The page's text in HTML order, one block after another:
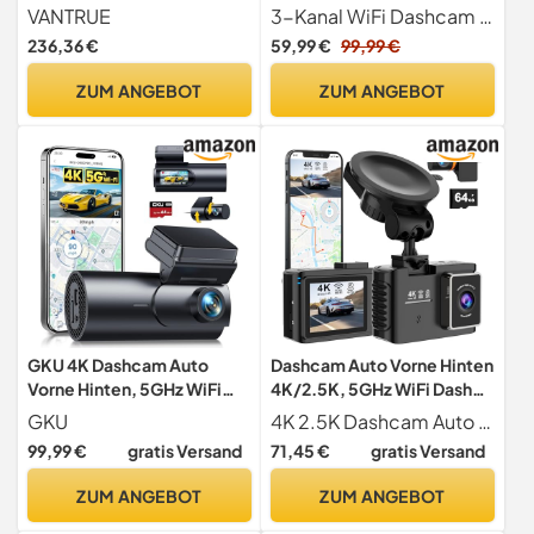
WDR Nachtsicht mit
Fernbedienung
VANTRUE
236,36 €
ZUM ANGEBOT
WiFi Dash Cam mit
Parküberwachung, 64GB
SD Karte, 3-Kanal Auto
170° Weitwinkel, WDR, G-
APP Steuerung
3-Kanal WiFi Dashcam Dieser Autorekorder ist mit Ultra HD 4K + 1080P 3-Kanal Kameras ausgestattet, um die Vorderseite, die Rückseite und den Innenraum Ihres Autos zu überwachen, bietet dieser Autorekorder eine Rundum-Überwachung und gewährleistet HD-Abdeckung aus jedem Winkel. Die dashcam erfasst jedes Detail der Straße in hoher Auflösung, wie Verkehrsschilder, Nummernschilder, Hinweisschilder usw. Sie zeichnet den Straßenzustand und die Landschaft entlang der Strecke auf und speichert vollständige und klare Videos von Unfällen als Beweismittel. Außerdem überwacht sie, was vor und hinter Ihnen passiert, und vermittelt so ein umfassendes Gefühl der Sicherheit.
59,99 € 99,99 €
ZUM ANGEBOT
GKU 4K Dashcam Auto
Vorne Hinten, 5GHz WiFi
GPS, Dash Cam mit 64GB
SD Karte
GKU
99,99 € gratis Versand
ZUM ANGEBOT
Dashcam Auto Vorne Hinten
4K/2.5K, 5GHz WiFi Dash
Cam mit GPS, 2.0" IPS,
170°Weitwinkel, Dual Auto
Kamera mit 24Std
Nachtsicht, WDR, G-
4K 2.5K Dashcam Auto Vorne Hinten Die Dashcam erfasst gleichzeitig die Straße im Detail mit 4K 2160P Auflösung vorne und 2.5K hinten, und die einzelne Dashcam vorne (Muss die Rückfahrkamera ausstecken) kann mit 4K Ultra HD 2160P 30fps arbeiten. Mit einem 170 Weitwinkelobjektiv, einer großen Blende von F1.8 und WDR-Nachtsicht können klare Aufnahmen selbst bei schlechten Lichtverhältnissen gemacht werden, um sicherzustellen, dass jeder Winkel abgedeckt ist und nichts übersehen wird. Dash cam auto erfasst jedes Detail auf der Straße, einschließlich Nummernschilder und Verkehrszeichen, so dass es ein wichtiges Werkzeug, um Beweise bei Unfällen zu liefern.
71,45 € gratis Versand
ZUM ANGEBOT